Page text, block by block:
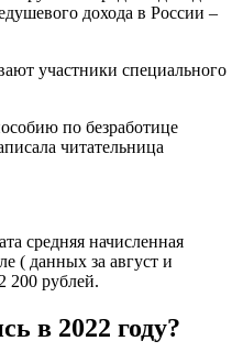
дохода в России –
участники специального
по безработице
читательница
средняя начисленная
( данных за август и
200 рублей.
в 2022 году?